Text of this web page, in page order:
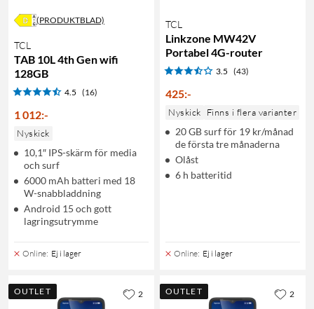
(PRODUKTBLAD)
TCL
TAB 10L 4th Gen wifi
128GB
4.5 (16)
1 012:-
Nyskick
10,1″ IPS-skärm för media
och surf
6000 mAh batteri med 18
W-snabbladdning
Android 15 och gott
lagringsutrymme
Online: Ej i lager
TCL
Linkzone MW42V
Portabel 4G-router
3.5 (43)
425:-
Nyskick Finns i flera varianter
20 GB surf för 19 kr/månad
de första tre månaderna
Olåst
6 h batteritid
Online: Ej i lager
OUTLET 2 OUTLET 2